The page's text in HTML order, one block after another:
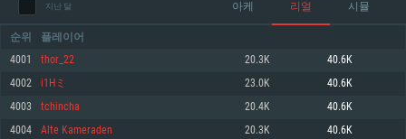
시스템 요구사항
지난 달 아케 리얼 시뮬
순위 플레이어
4001 thor_22 20.3K 40.6K
4002 i1Hミ 23.0K 40.6K
4003 tchincha 20.4K 40.6K
4004 Alte Kameraden 20.3K 40.6K